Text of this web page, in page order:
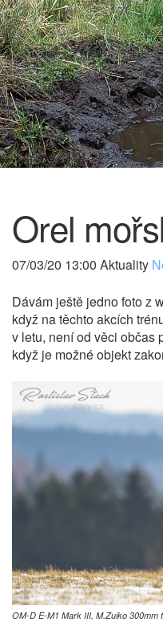
Orel
07/03/20 13:00 Aktuality
Dávám ještě jedno foto z
když na těchto akcích
v letu, není od věci občas
když je možné objekt
OM-D E-M1 Mark III, M.Zuiko